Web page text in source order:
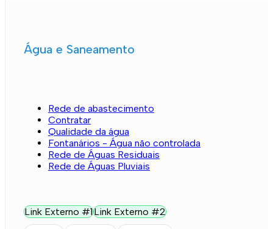
Água e Saneamento
Rede de abastecimento
Contratar
Qualidade da água
Fontanários - Água não controlada
Rede de Águas Residuais
Rede de Águas Pluviais
Link Externo #1Link Externo #2